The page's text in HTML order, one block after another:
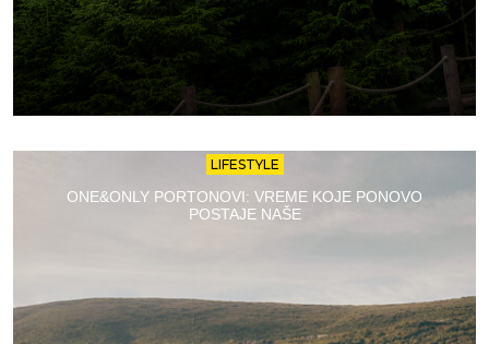
LIFESTYLE
ONE&ONLY PORTONOVI: VREME KOJE PONOVO
POSTAJE NAŠE